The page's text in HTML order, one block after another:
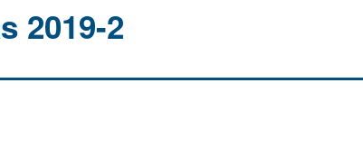
2019-2